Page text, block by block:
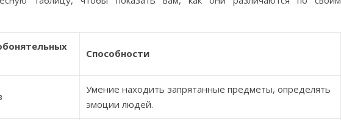
Способности
Умение находить запрятанные предметы, определять
эмоции людей.